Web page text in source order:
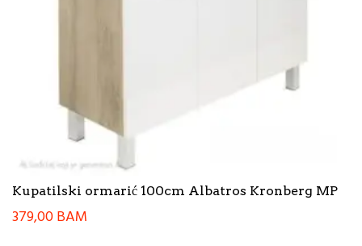
Kupatilski ormarić 100cm Albatros Kronberg MP
379,00BAM